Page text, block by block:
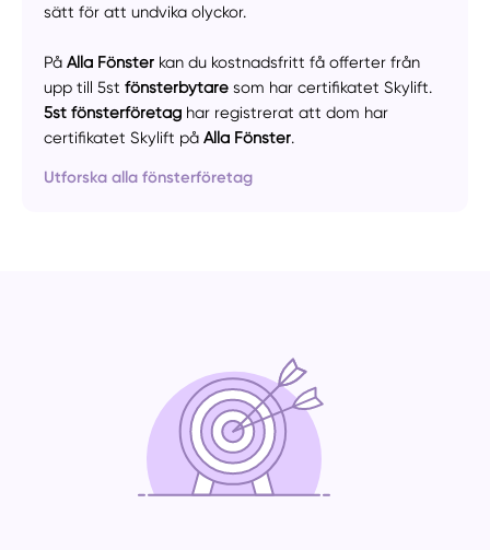
Manuellt Få hjälp
sätt för att undvika olyckor.
PåAlla Fönster kan du kostnadsfritt få offerter från
upp till 5stfönsterbytare som har certifikatet Skylift.
5st fönsterföretag har registrerat att dom har
certifikatet Skylift påAlla Fönster.
Utforska alla fönsterföretag